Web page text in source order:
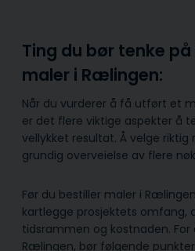
Ting du bør tenke
maler i Rælingen:
Når du vurderer å få utført et
er det flere viktige aspekter å
vellykket resultat. Å velge
grundig overveielse av flere
Før du bestiller maler i
kartlegge prosjektets omfang,
tidsrammen og kostnaden.
Rælingen, bør følgende